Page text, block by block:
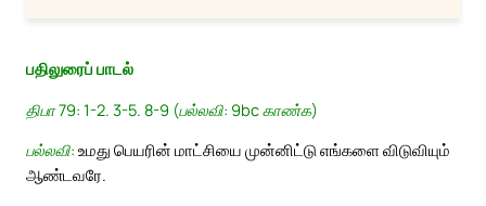
பதிலுரைப் பாடல்
திபா 79: 1-2. 3-5. 8-9 (பல்லவி: 9bc காண்க)
பல்லவி: உமது பெயரின் மாட்சியை முன்னிட்டு எங்களை விடுவியும்
ஆண்டவரே.